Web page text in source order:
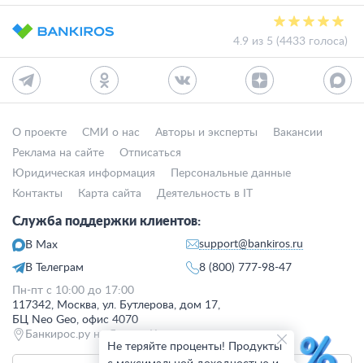
4.9 из 5 (4433 голоса)
О проекте СМИ о нас Авторы и эксперты
Вакансии
Реклама на сайте
Отписаться
Юридическая информация
Персональные данные
Контакты
Карта сайта Деятельность в IT
Служба поддержки клиентов:
В Max
В Телеграм
support@bankiros.ru
8 (800) 777-98-47
Пн-пт с 10:00 до 17:00
117342, Москва, ул. Бутлерова, дом 17,
БЦ Neo Geo, офис 4070
Банкирос.ру на Яндекс.Картах
Не теряйте проценты! Продукты